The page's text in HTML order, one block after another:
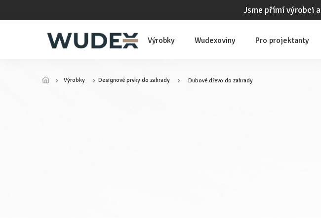
obsah
Jsme přímí výrobci a
Výrobky Wudexoviny Pro projektanty
Výrobky Designové prvky do zahrady Dubové dřevo do zahrady